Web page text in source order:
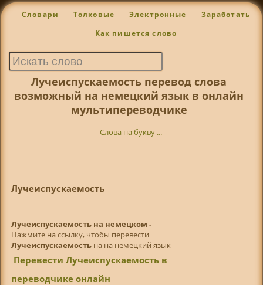
Словари Толковые Электронные Заработать
Как пишется слово
Лучеиспускаемость перевод слова
возможный на немецкий язык в онлайн
мультипереводчике
Слова на букву ...
Лучеиспускаемость
Лучеиспускаемость на немецком -
Нажмите на ссылку, чтобы перевести
Лучеиспускаемостьна на немецкий язык
Перевести Лучеиспускаемость в
переводчике онлайн